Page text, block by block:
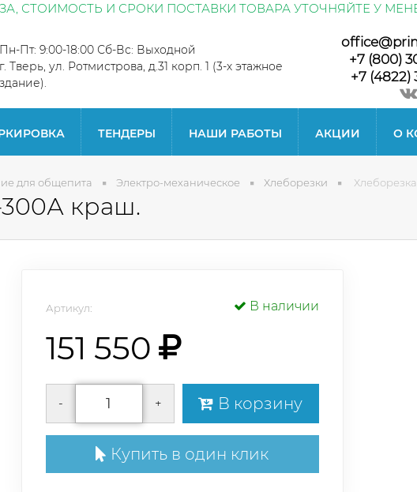
СТОИМОСТЬ И СРОКИ ПОСТАВКИ ТОВАРА УТОЧНЯЙТЕ У
Пн-Пт: 9:00-18:00 Сб-Вс: Выходной
г. Тверь, ул. Ротмистрова, д.31 корп. 1 (3-х этажное
здание).
+7 (800)
+7 (4822)
ТЕНДЕРЫ НАШИ РАБОТЫ АКЦИИ О
для общепита Электро-механическое Хлеборезки
краш.
Артикул: В наличии
151 550
- + В корзину
Купить в один клик